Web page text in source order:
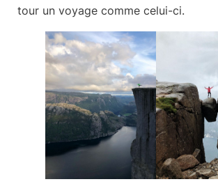
tour un voyage comme celui-ci.